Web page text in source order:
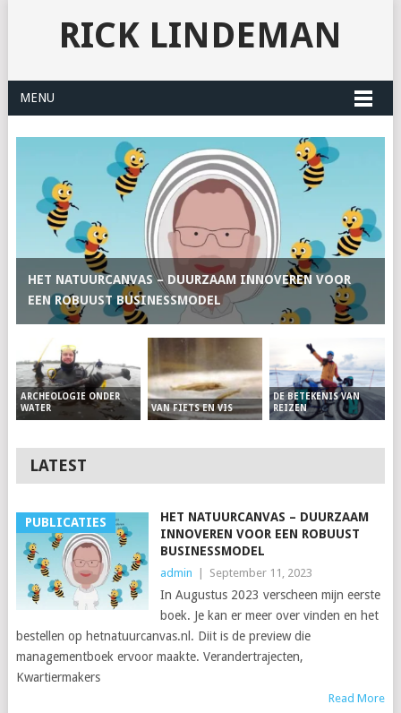
RICK LINDEMAN
MENU
HET NATUURCANVAS – DUURZAAM INNOVEREN VOOR
EEN ROBUUST BUSINESSMODEL
ARCHEOLOGIE ONDER
WATER
DE BETEKENIS VAN
REIZEN
VAN FIETS EN VIS
LATEST
PUBLICATIES
HET NATUURCANVAS – DUURZAAM
INNOVEREN VOOR EEN ROBUUST
BUSINESSMODEL
admin | September 11, 2023
In Augustus 2023 verscheen mijn eerste
boek. Je kan er meer over vinden en het
bestellen op hetnatuurcanvas.nl. Diit is de preview die
managementboek ervoor maakte. Verandertrajecten,
Kwartiermakers
Read More